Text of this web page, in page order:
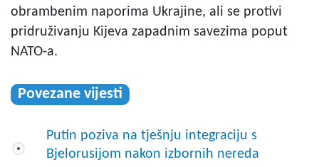
obrambenim naporima Ukrajine, ali se protivi
pridruživanju Kijeva zapadnim savezima poput
NATO-a.
Povezane vijesti
Putin poziva na tješnju integraciju s
Bjelorusijom nakon izbornih nereda